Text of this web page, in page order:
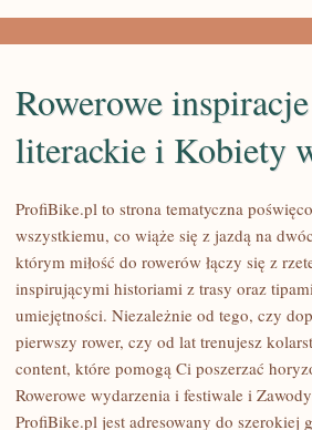
ROWEROWE
INSPIRACJE
FILMOWE
Rowerowe
literackie i Kobiety
ProfiBike.pl to strona tematyczna
wszystkiemu, co wiąże się z jazdą na
którym miłość do rowerów łączy się z
inspirującymi historiami z trasy oraz
umiejętności. Niezależnie od tego, czy
pierwszy rower, czy od lat trenujesz
content, które pomogą Ci poszerzać
Rowerowe wydarzenia i festiwale i
ProfiBike.pl jest adresowany do